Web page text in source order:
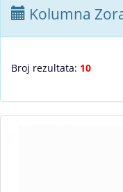
Kolumna
Broj rezultata: 10